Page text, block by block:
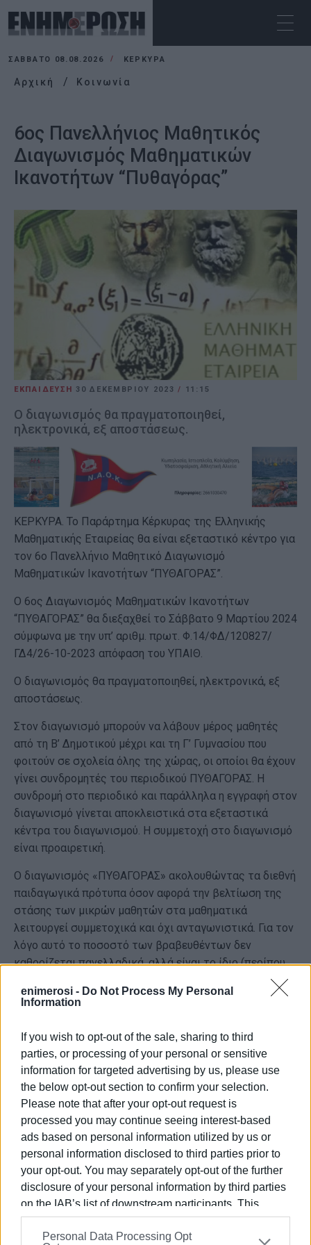
enimerosi - Do Not Process My Personal
Information
If you wish to opt-out of the sale, sharing to third
parties, or processing of your personal or sensitive
information for targeted advertising by us, please use
the below opt-out section to confirm your selection.
Please note that after your opt-out request is
processed you may continue seeing interest-based
ads based on personal information utilized by us or
personal information disclosed to third parties prior to
your opt-out. You may separately opt-out of the further
disclosure of your personal information by third parties
on the IAB’s list of downstream participants. This
information may also be disclosed by us to third parties
on theIAB’s List of Downstream Participants that may
Personal Data Processing Opt
ΣΆΒΒΑΤΟ 08.08.2026 ΚΕΡΚΥΡΑ
Αρχική Κοινωνία
6ος Πανελλήνιος Μαθητικός
Διαγωνισμός Μαθηματικών
Ικανοτήτων “Πυθαγόρας”
ΕΚΠΑΙΔΕΥΣΗ 30 ΔΕΚΕΜΒΡΊΟΥ 2023/ 11:15
Ο διαγωνισμός θα πραγματοποιηθεί,
ηλεκτρονικά, εξ αποστάσεως.
ΚΕΡΚΥΡΑ. Το Παράρτημα Κέρκυρας της Ελληνικής
Μαθηματικής Εταιρείας θα είναι εξεταστικό κέντρο για
τον 6ο Πανελλήνιο Μαθητικό Διαγωνισμό
Μαθηματικών Ικανοτήτων “ΠΥΘΑΓΟΡΑΣ”.
Ο 6ος Διαγωνισμός Μαθηματικών Ικανοτήτων
“ΠΥΘΑΓΟΡΑΣ” θα διεξαχθεί το Σάββατο 9 Μαρτίου 2024
σύμφωνα με την υπ’ αριθμ. πρωτ. Φ.14/ΦΔ/120827/
ΓΔ4/26-10-2023 απόφαση του ΥΠΑΙΘ.
Ο διαγωνισμός θα πραγματοποιηθεί, ηλεκτρονικά, εξ
αποστάσεως.
Στον διαγωνισμό μπορούν να λάβουν μέρος μαθητές
από τη Β’ Δημοτικού μέχρι και τη Γ’ Γυμνασίου που
φοιτούν σε σχολεία όλης της χώρας, οι οποίοι θα έχουν
γίνει συνδρομητές του περιοδικού ΠΥΘΑΓΟΡΑΣ. Η
συνδρομή στο περιοδικό και παράλληλα η εγγραφή στον
διαγωνισμό γίνεται αποκλειστικά στα εξεταστικά
κέντρα του διαγωνισμού. Η συμμετοχή στο διαγωνισμό
είναι προαιρετική.
Ο διαγωνισμός «ΠΥΘΑΓΟΡΑΣ» ακολουθώντας τα διεθνή
παιδαγωγικά πρότυπα όσον αφορά την βελτίωση της
στάσης των μικρών μαθητών στα μαθηματικά
λειτουργεί συμμετοχικά και όχι ανταγωνιστικά. Για τον
λόγο αυτό το ποσοστό των βραβευθέντων δεν
καθορίζεται πανελλαδικά, αλλά είναι το ίδιο (περίπου
20%) για κάθε τάξη στο ίδιο εξεταστικό κέντρο. Στους
διακριθέντες μαθητές απονέμεται έπαινος.
και απαντήσεις σε συχνά ερωτήματα υπάρχουν
αναρτημένες στην ιστοσελίδα του διαγωνισμού:
http://www.hms.gr/pythagoras/index.html.
Για τον τρόπο εγγραφής μέσω του τοπικού
παραρτήματος θα υπάρξει νεότερη ανακοίνωση μέσα
στις επόμενες ημέρες.
ΓΙΑ ΤΟ ΔΣ του παραρτήματος Κέρκυρας της Ελληνικής
Μαθηματικής Εταιρίας